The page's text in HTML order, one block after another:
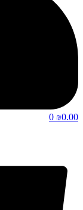
₪0.00
0